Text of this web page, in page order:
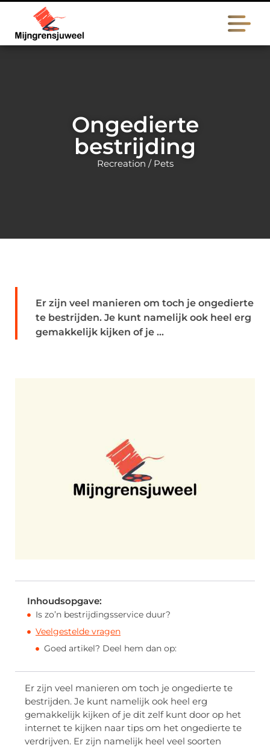
Ongedierte
bestrijding
Recreation / Pets
Er zijn veel manieren om toch je ongedierte
te bestrijden. Je kunt namelijk ook heel erg
gemakkelijk kijken of je ...
Inhoudsopgave:
Is zo’n bestrijdingsservice duur?
Veelgestelde vragen
Goed artikel? Deel hem dan op:
Er zijn veel manieren om toch je ongedierte te
bestrijden. Je kunt namelijk ook heel erg
gemakkelijk kijken of je dit zelf kunt door op het
internet te kijken naar tips om het ongedierte te
verdrijven. Er zijn namelijk heel veel soorten